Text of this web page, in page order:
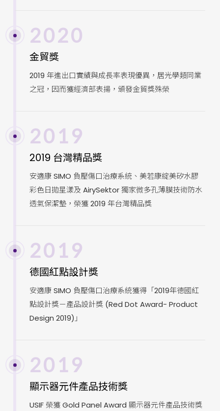
2020
金貿獎
2019 年進出口實績與成長率表現優異，居光學類同業
之冠，因而獲經濟部表揚，頒發金貿獎殊榮
2019
2019 台灣精品獎
安適康 SIMO 負壓傷口治療系統、美若康綻美矽水膠
彩色日拋星漾及 AirySektor 獨家微多孔薄膜技術防水
透氣保潔墊，榮獲 2019 年台灣精品獎
2019
德國紅點設計獎
安適康 SIMO 負壓傷口治療系統獲得「2019年德國紅
點設計獎－產品設計獎 (Red Dot Award- Product
Design 2019)」
2019
顯示器元件產品技術獎
USIF 榮獲 Gold Panel Award 顯示器元件產品技術獎